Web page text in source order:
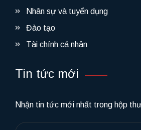
Nhân sự và tuyển dụng
Đào tạo
Tài chính cá nhân
Tin tức mới
Nhận tin tức mới nhất trong hộp